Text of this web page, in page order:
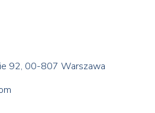
92, 00-807 Warszawa